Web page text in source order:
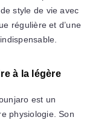
style de vie avec
régulière et d’une
à la légère
est un
physiologie. Son